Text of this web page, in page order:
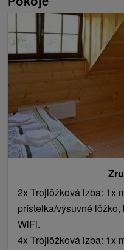
2x Trojlôžková izba: 1x
prístelka/výsuvné lôžko,
WiFi.
4x Trojlôžková izba: 1x